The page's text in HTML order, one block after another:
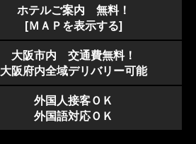
ホテルご案内 無料！
[ＭＡＰを表示する]
大阪市内 交通費無料！
大阪府内全域デリバリー可能
外国人接客ＯＫ
外国語対応ＯＫ